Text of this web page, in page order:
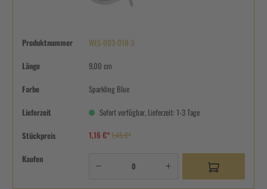
Produktnummer WES-003-018-3
Länge 9,00 cm
Farbe Sparkling Blue
Lieferzeit Sofort verfügbar, Lieferzeit: 1-3 Tage
Stückpreis 1,16 €*1,45 €*
Kaufen